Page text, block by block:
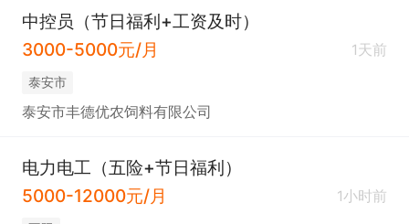
中控员（节日福利+工资及时）
3000-5000元/月
1天前
泰安市
泰安市丰德优农饲料有限公司
电力电工（五险+节日福利）
5000-12000元/月
1小时前